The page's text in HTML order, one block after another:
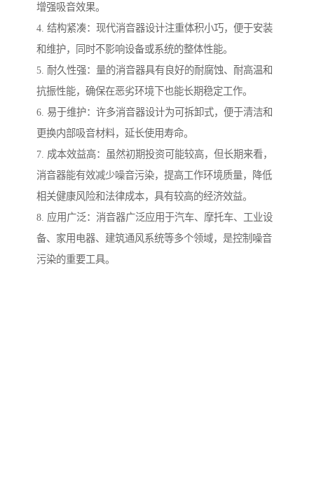
增强吸音效果。
4. 结构紧凑：现代消音器设计注重体积小巧，便于安装
和维护，同时不影响设备或系统的整体性能。
5. 耐久性强：量的消音器具有良好的耐腐蚀、耐高温和
抗振性能，确保在恶劣环境下也能长期稳定工作。
6. 易于维护：许多消音器设计为可拆卸式，便于清洁和
更换内部吸音材料，延长使用寿命。
7. 成本效益高：虽然初期投资可能较高，但长期来看，
消音器能有效减少噪音污染，提高工作环境质量，降低
相关健康风险和法律成本，具有较高的经济效益。
8. 应用广泛：消音器广泛应用于汽车、摩托车、工业设
备、家用电器、建筑通风系统等多个领域，是控制噪音
污染的重要工具。